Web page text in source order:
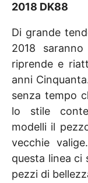
2018 DK88
Di grande
2018
riprende e
anni
senza tempo
lo stile
modelli il
vecchie
questa linea ci
pezzi di